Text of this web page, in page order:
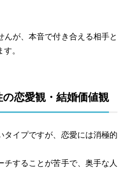
んが、本音で付き合える相手と
。
恋愛観・結婚価値観
タイプですが、恋愛には消極的
チすることが苦手で、奥手な人